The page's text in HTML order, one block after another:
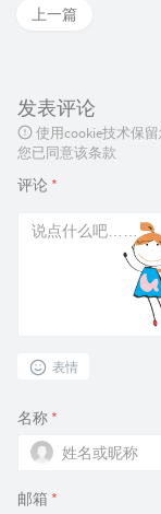
上一篇
发表评论
使用cookie技术保
您已同意该条款
评论 *
表情
名称 *
邮箱 *